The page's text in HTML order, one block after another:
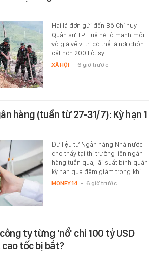
Hai lá đơn gửi đến Bộ Chỉ huy
Quân sự TP Huế hé lộ manh mối
vô giá về vị trí có thể là nơi chôn
cất hơn 200 liệt sỹ.
XÃ HỘI - 6 giờ trước
hàng (tuần từ 27-31/7): Kỳ hạn 1
Dữ liệu từ Ngân hàng Nhà nước
cho thấy tại thị trường liên ngân
hàng tuần qua, lãi suất bình quân
kỳ hạn qua đêm giảm trong khi…
MONEY.14 - 6 giờ trước
ty từng 'nổ' chi 100 tỷ USD
tốc bị bắt?